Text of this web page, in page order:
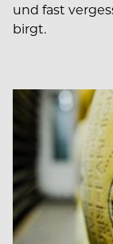
und fast
birgt.